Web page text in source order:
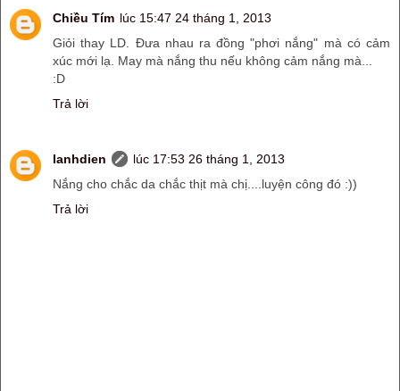
Chiều Tím lúc 15:47 24 tháng 1, 2013
Giỏi thay LD. Đưa nhau ra đồng "phơi nắng" mà có cảm
xúc mới lạ. May mà nắng thu nếu không cảm nắng mà...
:D
Trả lời
lanhdien
lúc 17:53 26 tháng 1, 2013
Nắng cho chắc da chắc thịt mà chị....luyện công đó :))
Trả lời